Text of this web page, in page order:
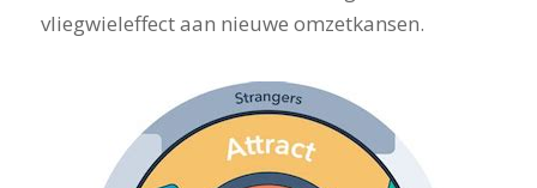
vliegwieleffect aan nieuwe omzetkansen.